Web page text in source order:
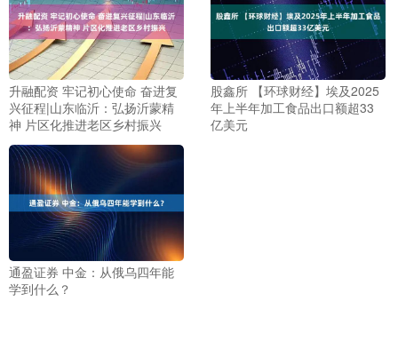
升融配资 牢记初心使命 奋进复
兴征程|山东临沂：弘扬沂蒙精
神 片区化推进老区乡村振兴
股鑫所 【环球财经】埃及2025
年上半年加工食品出口额超33
亿美元
通盈证券 中金：从俄乌四年能
学到什么？